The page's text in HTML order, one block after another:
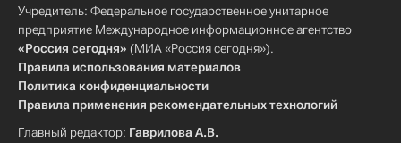
Учредитель: Федеральное государственное унитарное
предприятие Международное информационное агентство
«Россия сегодня» (МИА «Россия сегодня»).
Правила использования материалов
Политика конфиденциальности
Правила применения рекомендательных технологий
Главный редактор: Гаврилова А.В.